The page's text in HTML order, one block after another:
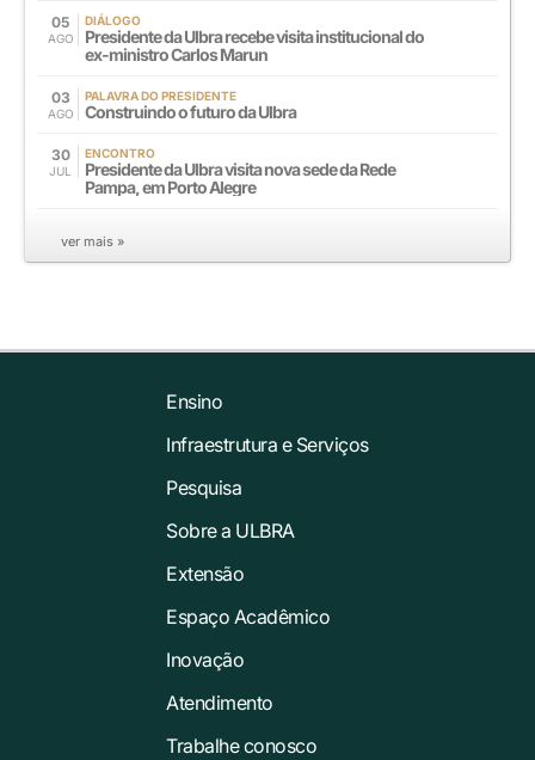
05
AGO
DIÁLOGO
Presidente da Ulbra recebe visita institucional do
ex-ministro Carlos Marun
03
AGO
PALAVRA DO PRESIDENTE
Construindo o futuro da Ulbra
30
JUL
ENCONTRO
Presidente da Ulbra visita nova sede da Rede
Pampa, em Porto Alegre
ver mais »
Ensino
Infraestrutura e Serviços
Pesquisa
Sobre a ULBRA
Extensão
Espaço Acadêmico
Inovação
Atendimento
Trabalhe conosco